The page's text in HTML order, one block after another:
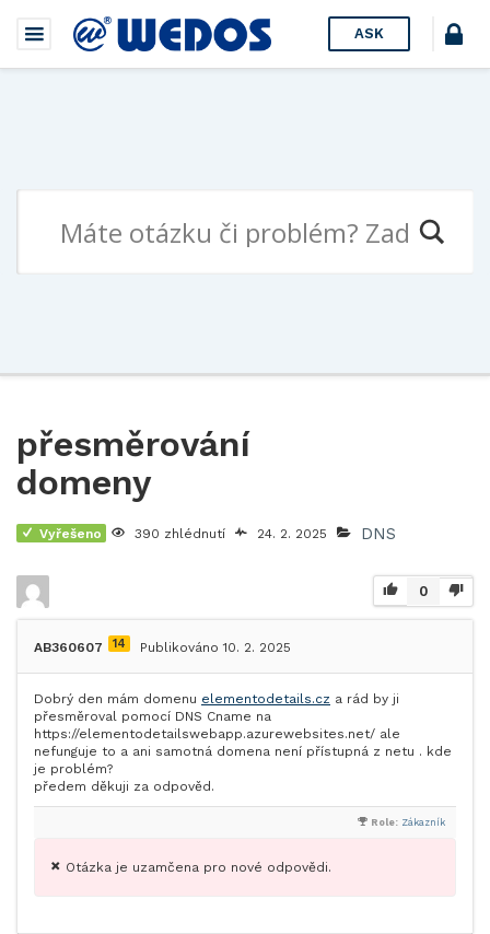
ASK
přesměrování
domeny
Vyřešeno 390 zhlédnutí 24. 2. 2025 DNS
0
AB360607 14 Publikováno 10. 2. 2025
Dobrý den mám domenu elementodetails.cz a rád by ji
přesměroval pomocí DNS Cname na
https://elementodetailswebapp.azurewebsites.net/ ale
nefunguje to a ani samotná domena není přístupná z netu . kde
je problém?
předem děkuji za odpověd.
Role: Zákazník
Otázka je uzamčena pro nové odpovědi.